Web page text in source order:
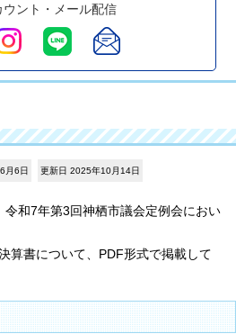
ウント・メール配信
月6日 更新日 2025年10月14日
和7年第3回神栖市議会定例会におい
算書について、PDF形式で掲載して